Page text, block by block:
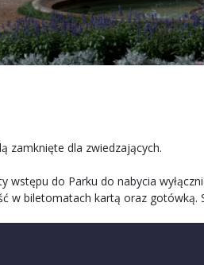
zamknięte dla zwiedzających.
do Parku do nabycia
w biletomatach kartą oraz gotówką.